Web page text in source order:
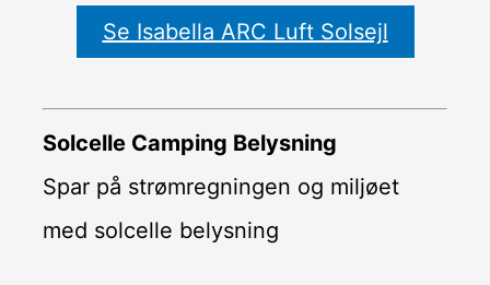
Se Isabella ARC Luft Solsejl
Solcelle Camping Belysning
Spar på strømregningen og miljøet
med solcelle belysning